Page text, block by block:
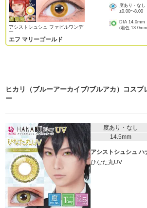
アシストシュシュ ファビルワンデ
ー
エフ マリーゴールド
度あり・なし
±0.00~-8.00
DIA 14.0mm
(着色 13.0mm
ヒカリ（ブルーアーカイブ/ブルアカ）コスプ
ー
度あり・なし
14.5mm
アシストシュシュ ハ
ひなた丸UV